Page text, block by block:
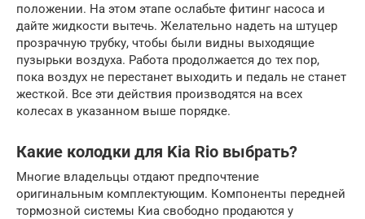
положении. На этом этапе ослабьте фитинг насоса и
дайте жидкости вытечь. Желательно надеть на штуцер
прозрачную трубку, чтобы были видны выходящие
пузырьки воздуха. Работа продолжается до тех пор,
пока воздух не перестанет выходить и педаль не станет
жесткой. Все эти действия производятся на всех
колесах в указанном выше порядке.
Какие колодки для Kia Rio выбрать?
Многие владельцы отдают предпочтение
оригинальным комплектующим. Компоненты передней
тормозной системы Киа свободно продаются у